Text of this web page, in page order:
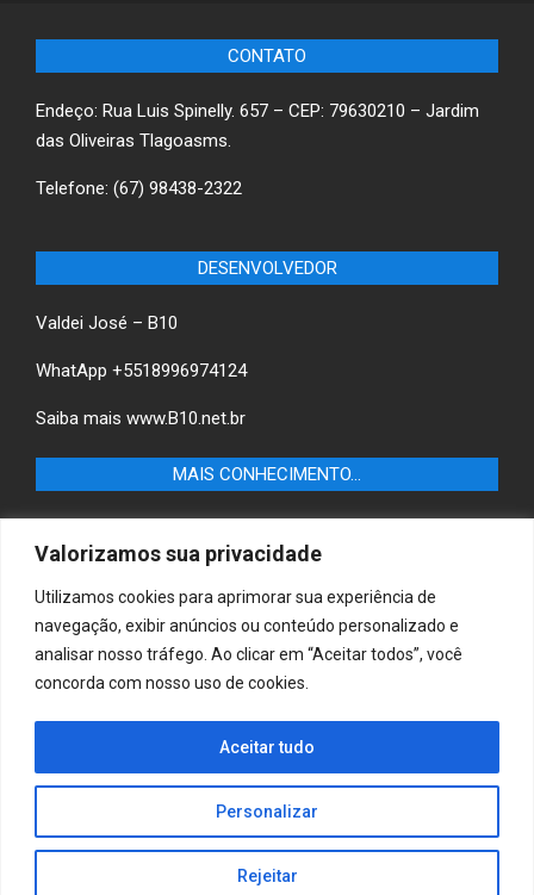
Valorizamos sua privacidade
Utilizamos cookies para aprimorar sua experiência de
navegação, exibir anúncios ou conteúdo personalizado e
analisar nosso tráfego. Ao clicar em “Aceitar todos”, você
concorda com nosso uso de cookies.
Personalizar
Rejeitar
Aceitar tudo
CONTATO
Endeço: Rua Luis Spinelly. 657 – CEP: 79630210 – Jardim
das Oliveiras Tlagoasms.
Telefone: (67) 98438-2322
DESENVOLVEDOR
Valdei José – B10
WhatApp +5518996974124
Saiba mais www.B10.net.br
MAIS CONHECIMENTO…
Castilho-SP e descubra as melhores empresas e serviços
locais.
B10 Brasil – Informação e Poder
MAIS CONHECIMENTO…
Casa & Jardim – Descubra as melhores dicas e
inspirações para transformar sua casa e jardim em
ambientes acolhedores e funcionais.
Copyright © 2025 Jornaldiadia. Todos os direitos reservados.